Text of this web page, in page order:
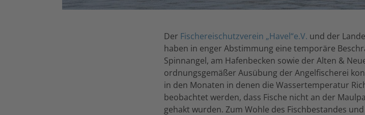
Der Fischereischutzverein „Havel“e.V. und der
haben in enger Abstimmung eine temporäre
Spinnangel, am Hafenbecken sowie der Alten &
ordnungsgemäßer Ausübung der Angelfischerei
in den Monaten in denen die Wassertemperatur
beobachtet werden, dass Fische nicht an der
gehakt wurden. Zum Wohle des Fischbestandes